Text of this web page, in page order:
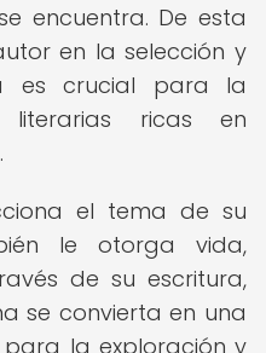
encuentra. De esta
en la selección y
es crucial para la
ricas en
el tema de su
le otorga vida,
de su escritura,
se convierta en una
la exploración y